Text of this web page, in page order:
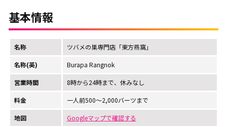
基本情報
名称 ツバメの巣専門店「東方燕窩」
名称(英) Burapa Rangnok
営業時間 8時から24時まで、休みなし
料金 一人前500～2,000バーツまで
地図 Googleマップで確認する